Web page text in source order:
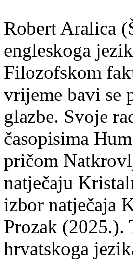
Robert Aralica
engleskoga
Filozofskom
vrijeme bavi se
glazbe. Svoje
časopisima
pričom
natječaju
izbor natječaja
Prozak (2025.).
hrvatskoga